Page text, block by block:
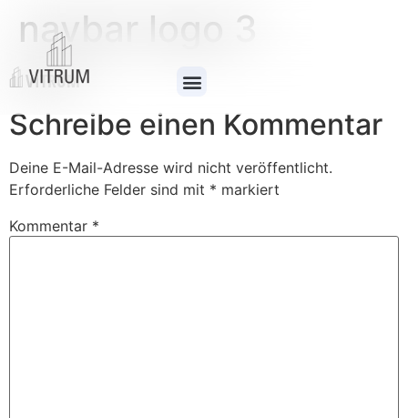
navbar logo 3
Schreibe einen Kommentar
Deine E-Mail-Adresse wird nicht veröffentlicht.
Erforderliche Felder sind mit * markiert
Kommentar *